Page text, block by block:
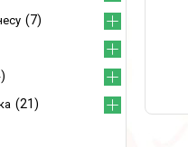
7
21